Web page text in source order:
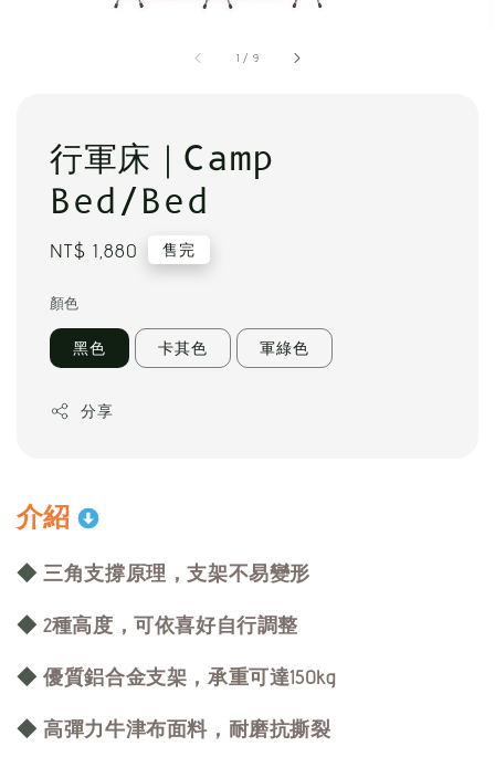
1 / 9
行軍床｜Camp
Bed/Bed
Regular
NT$ 1,880 售完
顏色
黑色 卡其色 軍綠色
分享
介紹
◆ 三角支撐原理，支架不易變形
◆2種高度，可依喜好自行調整
◆優質鋁合金支架，承重可達150kg
◆高彈力牛津布面料，耐磨抗撕裂